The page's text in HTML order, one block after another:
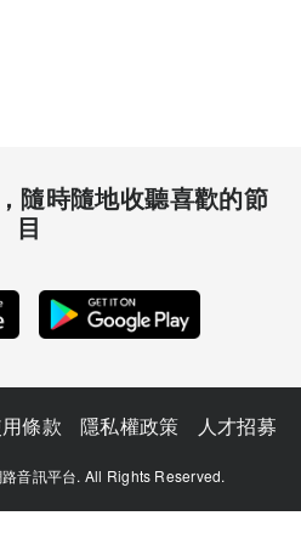
隨時隨地收聽喜歡的節
目
條款 隱私權政策 人才招募
音訊平台. All Rights Reserved.